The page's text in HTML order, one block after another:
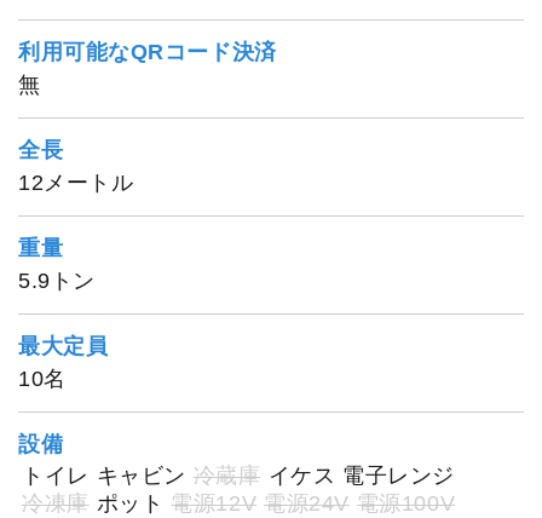
利用可能なQRコード決済
無
全長
12メートル
重量
5.9トン
最大定員
10名
設備
トイレ キャビン 冷蔵庫 イケス 電子レンジ
冷凍庫 ポット 電源12V 電源24V 電源100V